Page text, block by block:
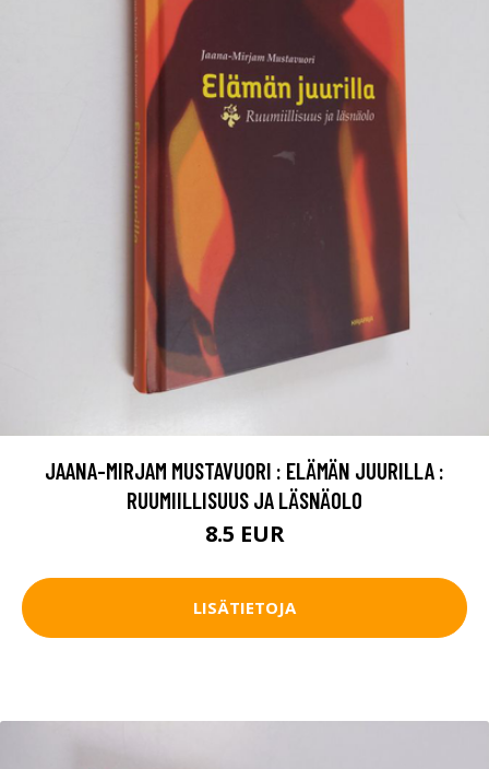
JAANA-MIRJAM MUSTAVUORI : ELÄMÄN JUURILLA :
RUUMIILLISUUS JA LÄSNÄOLO
8.5 EUR
LISÄTIETOJA